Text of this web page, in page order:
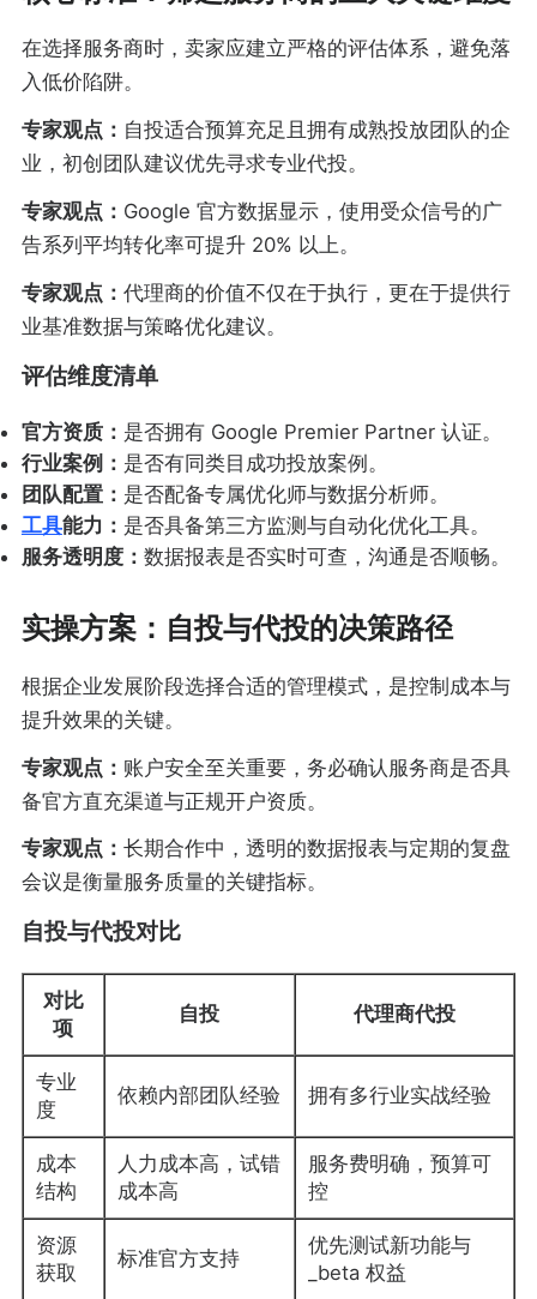
在选择服务商时，卖家应建立严格的评估体系，避免落
入低价陷阱。
专家观点： 自投适合预算充足且拥有成熟投放团队的企
业，初创团队建议优先寻求专业代投。
专家观点： Google 官方数据显示，使用受众信号的广
告系列平均转化率可提升 20% 以上。
专家观点： 代理商的价值不仅在于执行，更在于提供行
业基准数据与策略优化建议。
评估维度清单
官方资质： 是否拥有 Google Premier Partner 认证。
行业案例： 是否有同类目成功投放案例。
团队配置： 是否配备专属优化师与数据分析师。
工具能力： 是否具备第三方监测与自动化优化工具。
服务透明度： 数据报表是否实时可查，沟通是否顺畅。
实操方案：自投与代投的决策路径
根据企业发展阶段选择合适的管理模式，是控制成本与
提升效果的关键。
专家观点： 账户安全至关重要，务必确认服务商是否具
备官方直充渠道与正规开户资质。
专家观点： 长期合作中，透明的数据报表与定期的复盘
会议是衡量服务质量的关键指标。
自投与代投对比
对比
项
自投 代理商代投
专业
度
依赖内部团队经验 拥有多行业实战经验
成本
结构
人力成本高，试错
成本高
服务费明确，预算可
控
资源
获取
标准官方支持
优先测试新功能与
_beta 权益